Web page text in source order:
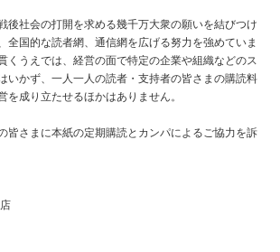
後社会の打開を求める幾千万大衆の願いを結びつけ
全国的な読者網、通信網を広げる努力を強めていま
くうえでは、経営の面で特定の企業や組織などのス
いかず、一人一人の読者・支持者の皆さまの購読料
を成り立たせるほかはありません。
皆さまに本紙の定期購読とカンパによるご協力を訴